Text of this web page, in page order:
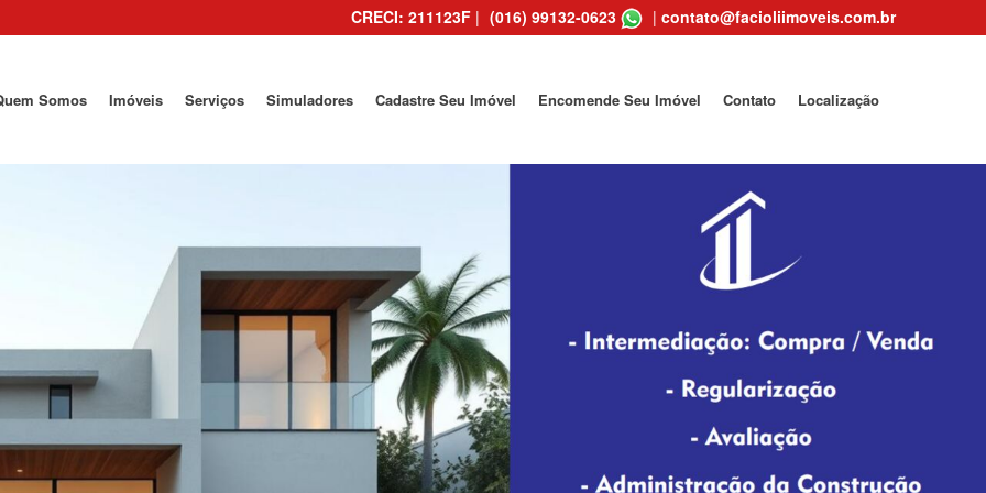
CRECI: 211123F | (016) 99132-0623 | contato@facioliimoveis.com.br
Somos Imóveis Serviços Simuladores Cadastre Seu Imóvel Encomende Seu Imóvel Contato Localização